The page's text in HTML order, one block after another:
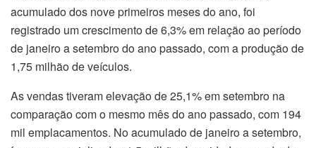
acumulado dos nove primeiros meses do ano, foi
registrado um crescimento de 6,3% em relação ao período
de janeiro a setembro do ano passado, com a produção de
1,75 milhão de veículos.
As vendas tiveram elevação de 25,1% em setembro na
comparação com o mesmo mês do ano passado, com 194
mil emplacamentos. No acumulado de janeiro a setembro,